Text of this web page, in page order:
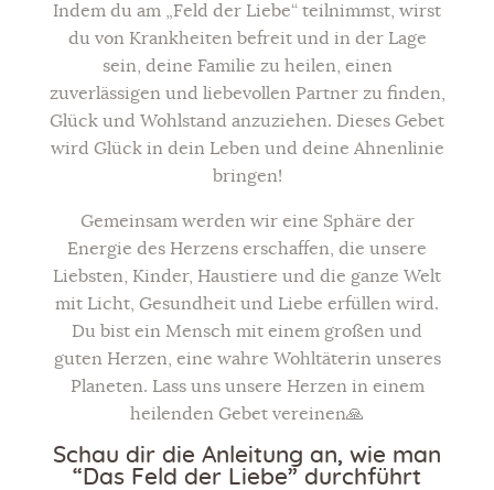
Blume des Lebens
Bücher
Lieder
Events
Magical Objects
Blog
Kontakt
Indem du am „Feld der Liebe“ teilnimmst, wirst
du von Krankheiten befreit und in der Lage
sein, deine Familie zu heilen, einen
zuverlässigen und liebevollen Partner zu finden,
Glück und Wohlstand anzuziehen. Dieses Gebet
wird Glück in dein Leben und deine Ahnenlinie
bringen!
Gemeinsam werden wir eine Sphäre der
Energie des Herzens erschaffen, die unsere
Liebsten, Kinder, Haustiere und die ganze Welt
mit Licht, Gesundheit und Liebe erfüllen wird.
Du bist ein Mensch mit einem großen und
guten Herzen, eine wahre Wohltäterin unseres
Planeten. Lass uns unsere Herzen in einem
heilenden Gebet vereinen🙏
Schau dir die Anleitung an, wie man
“Das Feld der Liebe” durchführt